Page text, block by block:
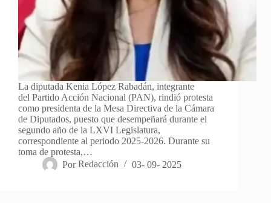
La diputada Kenia López Rabadán, integrante
del Partido Acción Nacional (PAN), rindió protesta
como presidenta de la Mesa Directiva de la Cámara
de Diputados, puesto que desempeñará durante el
segundo año de la LXVI Legislatura,
correspondiente al periodo 2025-2026. Durante su
toma de protesta,…
Por Redacción 03- 09- 2025